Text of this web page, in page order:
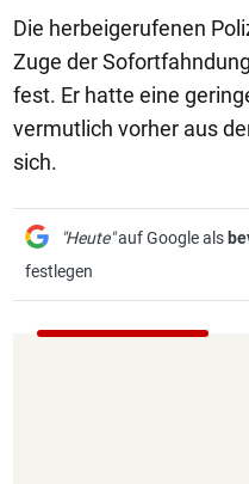
Die herbeigerufenen
Zuge der
fest. Er hatte eine
vermutlich vorher aus
sich.
"Heute"auf Google als
festlegen